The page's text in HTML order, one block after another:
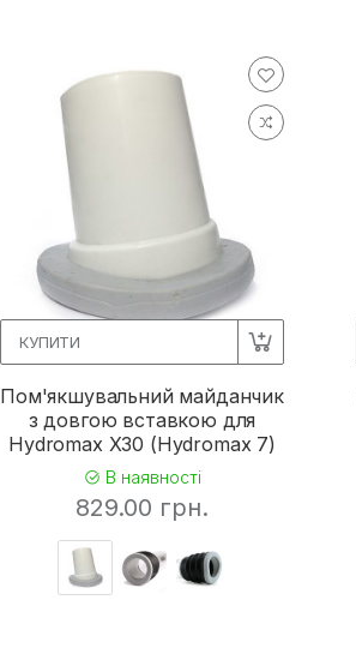
КУПИТИ
Пом'якшувальний майданчик
з довгою вставкою для
Hydromax X30 (Hydromax 7)
В наявності
829.00 грн.